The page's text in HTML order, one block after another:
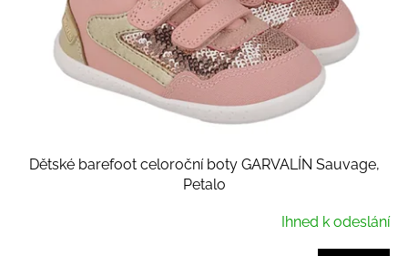
Dětské barefoot celoroční boty GARVALÍN Sauvage,
Petalo
Ihned k odeslání